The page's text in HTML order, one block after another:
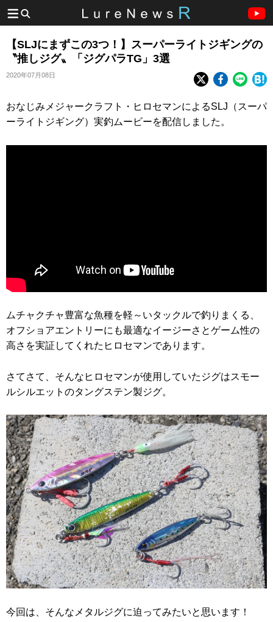
【SLJにまずこの3つ！】スーパーライトジギングの
〝推しジグ〟「ジグパラTG」3選
2020年07月08日
おなじみメジャークラフト・ヒロセマンによるSLJ（スーパ
ーライトジギング）実釣ムービーを配信しました。
ムチャクチャ豊富な魚種を軽～いタックルで釣りまくる、
オフショアエントリーにも最適なイージーさとゲーム性の
高さを実証してくれたヒロセマンであります。
さてさて、そんなヒロセマンが使用していたジグはスモー
ルシルエットのタングステン製ジグ。
今回は、そんなメタルジグに迫ってみたいと思います！